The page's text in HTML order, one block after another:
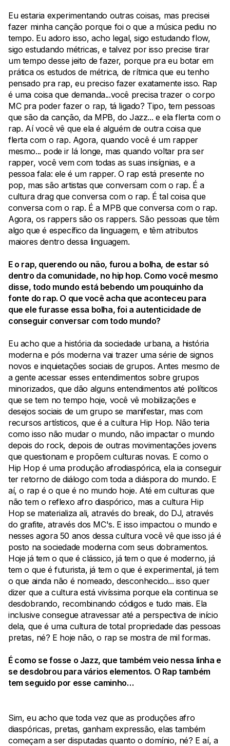
Eu estaria experimentando outras coisas, mas precisei
fazer minha canção porque foi o que a música pediu no
tempo. Eu adoro isso, acho legal, sigo estudando flow,
sigo estudando métricas, e talvez por isso precise tirar
um tempo desse jeito de fazer, porque pra eu botar em
prática os estudos de métrica, de rítmica que eu tenho
pensado pra rap, eu preciso fazer exatamente isso. Rap
é uma coisa que demanda...você precisa trazer o corpo
MC pra poder fazer o rap, tá ligado? Tipo, tem pessoas
que são da canção, da MPB, do Jazz... e ela flerta com o
rap. Aí você vê que ela é alguém de outra coisa que
flerta com o rap. Agora, quando você é um rapper
mesmo... pode ir lá longe, mas quando voltar pra ser
rapper, você vem com todas as suas insígnias, e a
pessoa fala: ele é um rapper. O rap está presente no
pop, mas são artistas que conversam com o rap. É a
cultura drag que conversa com o rap. É tal coisa que
conversa com o rap. É a MPB que conversa com o rap.
Agora, os rappers são os rappers. São pessoas que têm
algo que é específico da linguagem, e têm atributos
maiores dentro dessa linguagem.
E o rap, querendo ou não, furou a bolha, de estar só
dentro da comunidade, no hip hop. Como você mesmo
disse, todo mundo está bebendo um pouquinho da
fonte do rap. O que você acha que aconteceu para
que ele furasse essa bolha, foi a autenticidade de
conseguir conversar com todo mundo?
Eu acho que a história da sociedade urbana, a história
moderna e pós moderna vai trazer uma série de signos
novos e inquietações sociais de grupos. Antes mesmo de
a gente acessar esses entendimentos sobre grupos
minorizados, que dão alguns entendimentos até políticos
que se tem no tempo hoje, você vê mobilizações e
desejos sociais de um grupo se manifestar, mas com
recursos artísticos, que é a cultura Hip Hop. Não teria
como isso não mudar o mundo, não impactar o mundo
depois do rock, depois de outras movimentações jovens
que questionam e propõem culturas novas. E como o
Hip Hop é uma produção afrodiaspórica, ela ia conseguir
ter retorno de diálogo com toda a diáspora do mundo. E
aí, o rap é o que é no mundo hoje. Até em culturas que
não tem o reflexo afro diaspórico, mas a cultura Hip
Hop se materializa ali, através do break, do DJ, através
do grafite, através dos MC's. E isso impactou o mundo e
nesses agora 50 anos dessa cultura você vê que isso já é
posto na sociedade moderna com seus dobramentos.
Hoje já tem o que é clássico, já tem o que é moderno, já
tem o que é futurista, já tem o que é experimental, já tem
o que ainda não é nomeado, desconhecido... isso quer
dizer que a cultura está vivíssima porque ela continua se
desdobrando, recombinando códigos e tudo mais. Ela
inclusive consegue atravessar até a perspectiva de início
dela, que é uma cultura de total propriedade das pessoas
pretas, né? E hoje não, o rap se mostra de mil formas.
É como se fosse o Jazz, que também veio nessa linha e
se desdobrou para vários elementos. O Rap também
tem seguido por esse caminho…
Sim, eu acho que toda vez que as produções afro
diaspóricas, pretas, ganham expressão, elas também
começam a ser disputadas quanto o domínio, né? E aí, a